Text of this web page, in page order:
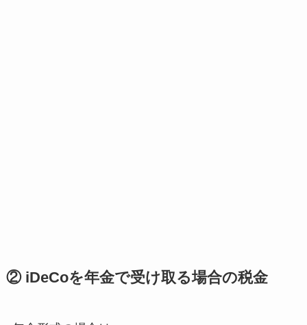
② iDeCoを年金で受け取る場合の税金